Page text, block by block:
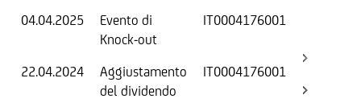
04.04.2025
Evento di
Knock-out
IT0004176001
22.04.2024
Aggiustamento
del dividendo
IT0004176001